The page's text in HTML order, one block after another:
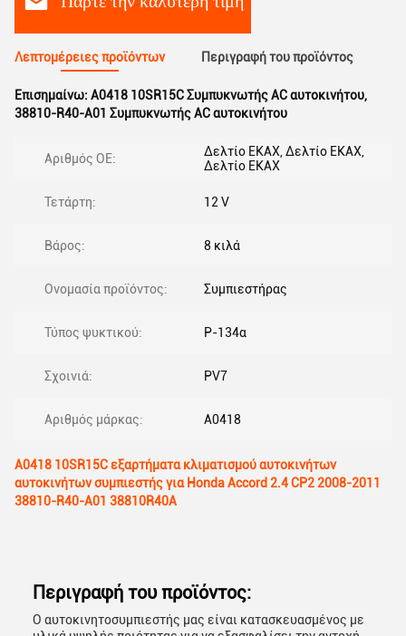
Λεπτομέρειες προϊόντων Περιγραφή του προϊόντος
Επισημαίνω: Α0418 10SR15C Συμπυκνωτής AC αυτοκινήτου,
38810-R40-A01 Συμπυκνωτής AC αυτοκινήτου
Αριθμός ΟΕ:
Δελτίο ΕΚΑΧ, Δελτίο ΕΚΑΧ,
Δελτίο ΕΚΑΧ
Τετάρτη: 12 V
Βάρος: 8 κιλά
Ονομασία προϊόντος: Συμπιεστήρας
Τύπος ψυκτικού: Ρ-134α
Σχοινιά: PV7
Αριθμός μάρκας: Α0418
Α0418 10SR15C εξαρτήματα κλιματισμού αυτοκινήτων
αυτοκινήτων συμπιεστής για Honda Accord 2.4 CP2 2008-2011
38810-R40-A01 38810R40A
Περιγραφή του προϊόντος:
Ο αυτοκινητοσυμπιεστής μας είναι κατασκευασμένος με